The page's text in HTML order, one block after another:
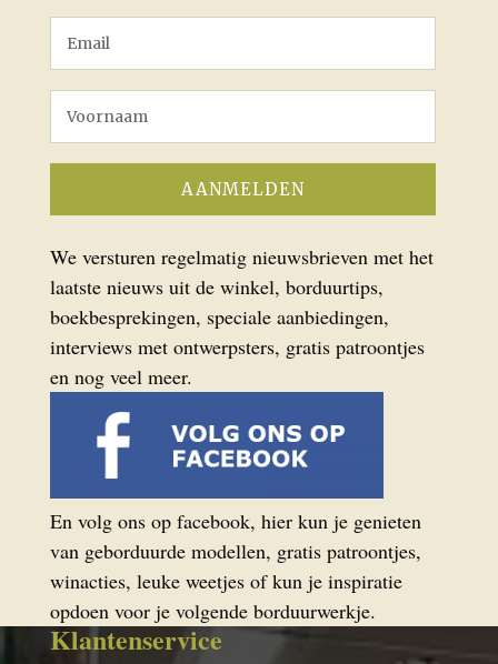
We versturen regelmatig nieuwsbrieven met het
laatste nieuws uit de winkel, borduurtips,
boekbesprekingen, speciale aanbiedingen,
interviews met ontwerpsters, gratis patroontjes
en nog veel meer.
En volg ons op facebook, hier kun je genieten
van geborduurde modellen, gratis patroontjes,
winacties, leuke weetjes of kun je inspiratie
opdoen voor je volgende borduurwerkje.
Klantenservice